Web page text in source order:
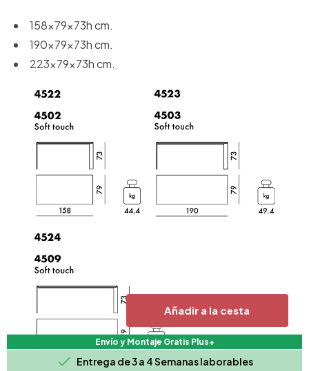
Añadir a la cesta
Envío y Montaje Gratis Plus+
 Entrega de 3 a 4 Semanas laborables
158x79x73h cm.
190x79x73h cm.
223x79x73h cm.